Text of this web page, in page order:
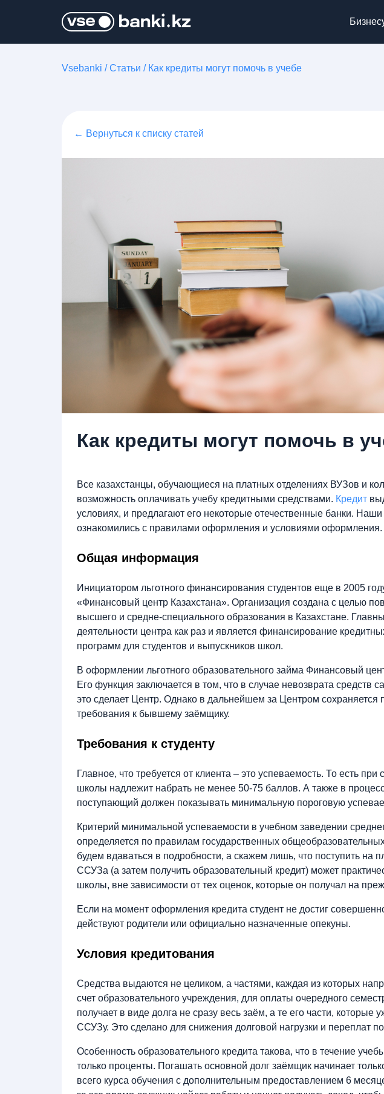
Vsebanki /Статьи / Как кредиты могут помочь в учебе
← Вернуться к списку статей
Как кредиты могут помочь в
Все казахстанцы, обучающиеся на платных отделениях ВУЗов и
возможность оплачивать учебу кредитными средствами. Кредит
условиях, и предлагают его некоторые отечественные банки.
ознакомились с правилами оформления и условиями оформления.
Общая информация
Инициатором льготного финансирования студентов еще в 2005
«Финансовый центр Казахстана». Организация создана с целью
высшего и средне-специального образования в Казахстане.
деятельности центра как раз и является финансирование
программ для студентов и выпускников школ.
В оформлении льготного образовательного займа Финансовый
Его функция заключается в том, что в случае невозврата средств
это сделает Центр. Однако в дальнейшем за Центром сохраняется
требования к бывшему заёмщику.
Требования к студенту
Главное, что требуется от клиента – это успеваемость. То есть
школы надлежит набрать не менее 50-75 баллов. А также в
поступающий должен показывать минимальную пороговую
Критерий минимальной успеваемости в учебном заведении
определяется по правилам государственных
будем вдаваться в подробности, а скажем лишь, что поступить на
ССУЗа (а затем получить образовательный кредит) может
школы, вне зависимости от тех оценок, которые он получал на
Если на момент оформления кредита студент не достиг
действуют родители или официально назначенные опекуны.
Условия кредитования
Средства выдаются не целиком, а частями, каждая из которых
счет образовательного учреждения, для оплаты очередного
получает в виде долга не сразу весь заём, а те его части, которые
ССУЗу. Это сделано для снижения долговой нагрузки и переплат
Особенность образовательного кредита такова, что в течение
только проценты. Погашать основной долг заёмщик начинает
всего курса обучения с дополнительным предоставлением 6